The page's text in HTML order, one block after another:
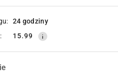
24 godziny
15.99